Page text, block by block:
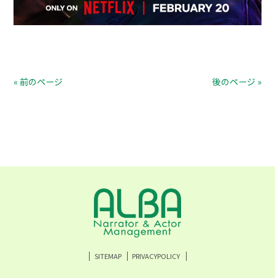
« 前のページ 後のページ »
SITEMAP PRIVACYPOLICY